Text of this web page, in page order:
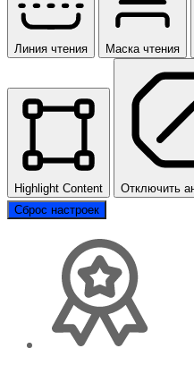
Линия чтения Маска чтения
Highlight Content Отключить
Сброс настроек